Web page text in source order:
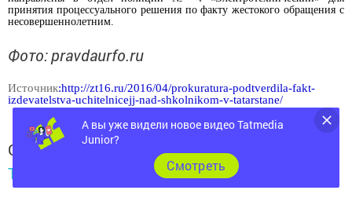
принятия процессуального решения по факту жестокого обращения с
несовершеннолетним.
Фото:pravdaurfo.ru
Источник:http://zt16.ru/2016/04/prokuratura-podtverdila-fakt-
izdevatelstva-uchitelnicejj-nad-shkolnikom-v-tatarstane/
Следите за самым важным и интересным в
Telegram-канале
Татмедиа
А вы уже видели новое видео Tatmedia
Junior?
Cмотреть